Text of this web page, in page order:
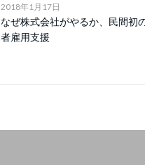
2018年1月17日
なぜ株式会社がやるか、民間初
者雇用支援